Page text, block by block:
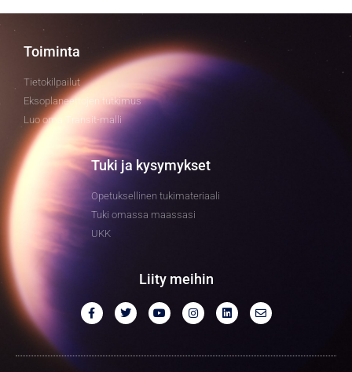
Toiminta
Tietokilpailut
Eksoplaneettojen tutkimus
Luo oma Transit-malli
Tuki ja kysymykset
Opetuksellinen tukimateriaali
Tuki omassa maassasi
UKK
Liity meihin